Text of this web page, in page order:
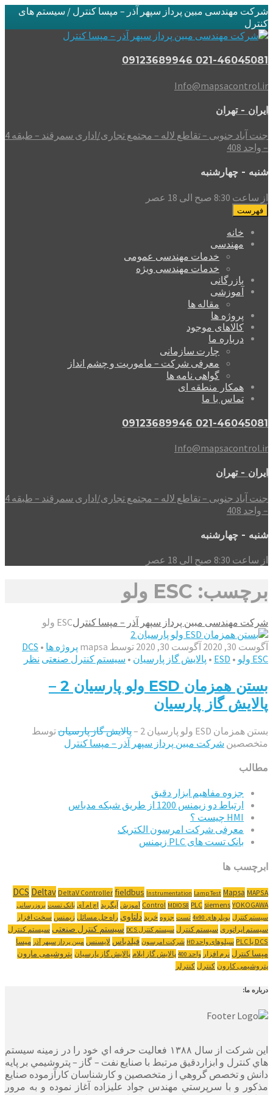
شرکت مهندسی مبین پرداز سپهر آذر – مپسا کنترل / سیستم های
کنترل
021-46045081 09123689946
Info@mapsacontrol.ir
ایران - تهران
جنت آباد جنوبی – تقاطع لاله – مجتمع تجاری/اداری سمرقند – طبقه 4
– واحد 408
شنبه - چهارشنبه
از ساعت 8:30 صبح الی 18 عصر
فهرست
خانه
مهندسی
خدمات مهندسی عمومی
خدمات مهندسی ویژه
بازرگانی
آموزشی
مقاله ها
پروژه ها
کالاهای موجود
درباره ما
چارت سازمانی
معرفی شرکت – ماموریت و چشم انداز
گواهی نامه ها
همکار منطقه ای
تماس با ما
021-46045081 09123689946
Info@mapsacontrol.ir
ایران - تهران
جنت آباد جنوبی – تقاطع لاله – مجتمع تجاری/اداری سمرقند – طبقه 4
– واحد 408
شنبه - چهارشنبه
از ساعت 8:30 صبح الی 18 عصر
برچسب: ESC ولو
شرکت مهندسی مبین پرداز سپهر آذر – مپسا کنترلESC ولو
آگوست 30, 2020
آگوست 30, 2020 توسط mapsa پروژه ها DCS •
ESC ولو
•
ESD
• پالایش گاز پارسیان • سیستم کنترل صنعتی نظر
بستن همزمان ESD ولو پارسیان 2 –
پالایش گاز پارسیان
بستن همزمان ESD ولو پارسیان 2 – پالایش گاز پارسیانتوسط
متخصصین شرکت مبین پرداز سپهر آذر – مپسا کنترل
مطالب
جزوه مفاهیم ابزار دقیق
ارتباط دو زیمنس 1200 از طریق شبکه مدباس
HMI چیست ؟
معرفی شرکت امرسون الکتریک
بانک تست های PLC زیمنس
ابرچسب ها
DCS Deltav DeltaV Controller fieldbus Instrumentation Lamp Test Mapsa MAPSA
Control MDIOS8 PLC siemens YOKOGAWA آموزش آپگرید اچ ام آی بانک تست بروزرسانی
سیستم کنترل بویلرهای 4x90 تست جزوه خرید دلتاوی راه حل مسائل زیمنس سخت افزار
سیستم اپراتوری سیستم کنترل سیستم کنترل DCS سیستم کنترل صنعتی سیستم کنترل
‌DCS یا PLC
سیلوهای واحد HD شرکت امرسون فیلدباس لایسنس مبین پرداز سپهر آذر مپسا
مپسا کنترل نرم افزار واحد 400 پالایش گاز ایلام پالایش گاز پارسیان پتروشیمی مارون
پتروشیمی کارون کنترل کنترلر
درباره ما:
این شرکت از سال ۱۳۸۸ فعاليت حرفه اي خود را در زمينه سيستم
هاي كنترل و ابزاردقيق مرتبط با صنايع نفت – گاز – پتروشيمي بر پايه
دانش و تخصص گروهي ا ز متخصصين و كارشناسان كارآزموده صنايع
مذكور و با سرپرستي مهندس جواد عليزاده آغاز نموده و به مرور